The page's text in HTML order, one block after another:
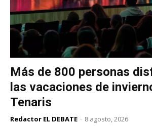
Más de 800 personas
las vacaciones de
Tenaris
Redactor EL DEBATE - 8 agosto, 2026